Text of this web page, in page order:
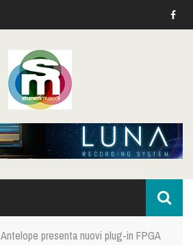
Antelope presenta nuovi plug-in FPGA